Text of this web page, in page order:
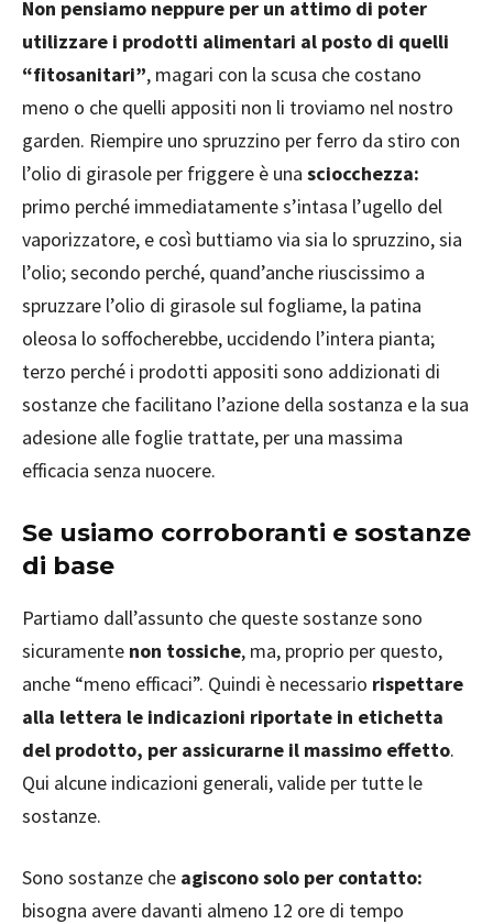
Non pensiamo neppure per un attimo di poter
utilizzare i prodotti alimentari al posto di quelli
“fitosanitari”, magari con la scusa che costano
meno o che quelli appositi non li troviamo nel nostro
garden. Riempire uno spruzzino per ferro da stiro con
l’olio di girasole per friggere è una sciocchezza:
primo perché immediatamente s’intasa l’ugello del
vaporizzatore, e così buttiamo via sia lo spruzzino, sia
l’olio; secondo perché, quand’anche riuscissimo a
spruzzare l’olio di girasole sul fogliame, la patina
oleosa lo soffocherebbe, uccidendo l’intera pianta;
terzo perché i prodotti appositi sono addizionati di
sostanze che facilitano l’azione della sostanza e la sua
adesione alle foglie trattate, per una massima
efficacia senza nuocere.
Se usiamo corroboranti e sostanze
di base
Partiamo dall’assunto che queste sostanze sono
sicuramente non tossiche, ma, proprio per questo,
anche “meno efficaci”. Quindi è necessario rispettare
alla lettera le indicazioni riportate in etichetta
del prodotto, per assicurarne il massimo effetto.
Qui alcune indicazioni generali, valide per tutte le
sostanze.
Sono sostanze che agiscono solo per contatto:
bisogna avere davanti almeno 12 ore di tempo